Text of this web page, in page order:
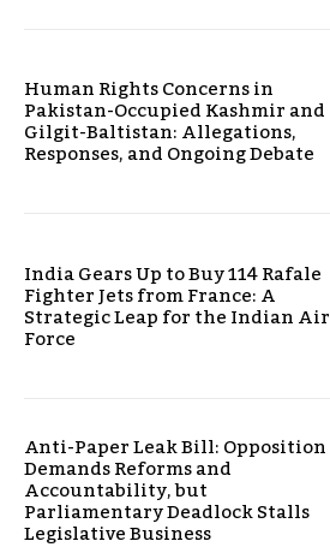
Human Rights Concerns in
Pakistan-Occupied Kashmir and
Gilgit-Baltistan: Allegations,
Responses, and Ongoing Debate
India Gears Up to Buy 114 Rafale
Fighter Jets from France: A
Strategic Leap for the Indian Air
Force
Anti-Paper Leak Bill: Opposition
Demands Reforms and
Accountability, but
Parliamentary Deadlock Stalls
Legislative Business